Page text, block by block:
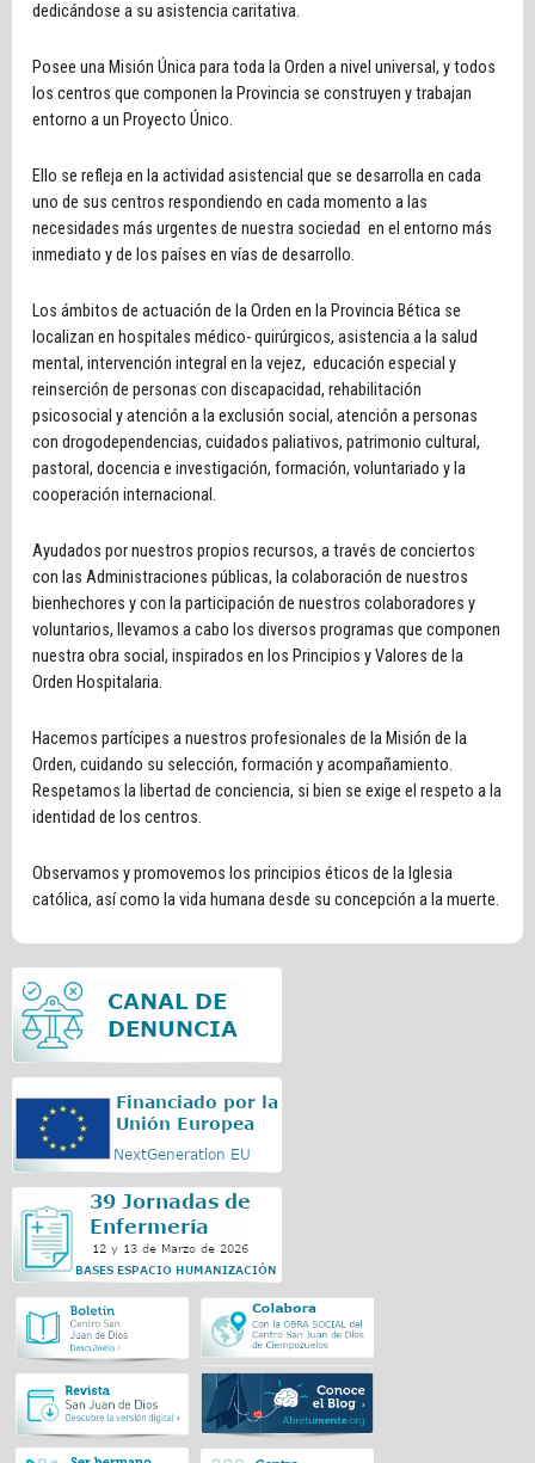
dedicándose a su asistencia caritativa.
Posee una Misión Única para toda la Orden a nivel universal, y todos
los centros que componen la Provincia se construyen y trabajan
entorno a un Proyecto Único.
Ello se refleja en la actividad asistencial que se desarrolla en cada
uno de sus centros respondiendo en cada momento a las
necesidades más urgentes de nuestra sociedad en el entorno más
inmediato y de los países en vías de desarrollo.
Los ámbitos de actuación de la Orden en la Provincia Bética se
localizan en hospitales médico- quirúrgicos, asistencia a la salud
mental, intervención integral en la vejez, educación especial y
reinserción de personas con discapacidad, rehabilitación
psicosocial y atención a la exclusión social, atención a personas
con drogodependencias, cuidados paliativos, patrimonio cultural,
pastoral, docencia e investigación, formación, voluntariado y la
cooperación internacional.
Ayudados por nuestros propios recursos, a través de conciertos
con las Administraciones públicas, la colaboración de nuestros
bienhechores y con la participación de nuestros colaboradores y
voluntarios, llevamos a cabo los diversos programas que componen
nuestra obra social, inspirados en los Principios y Valores de la
Orden Hospitalaria.
Hacemos partícipes a nuestros profesionales de la Misión de la
Orden, cuidando su selección, formación y acompañamiento.
Respetamos la libertad de conciencia, si bien se exige el respeto a la
identidad de los centros.
Observamos y promovemos los principios éticos de la Iglesia
católica, así como la vida humana desde su concepción a la muerte.